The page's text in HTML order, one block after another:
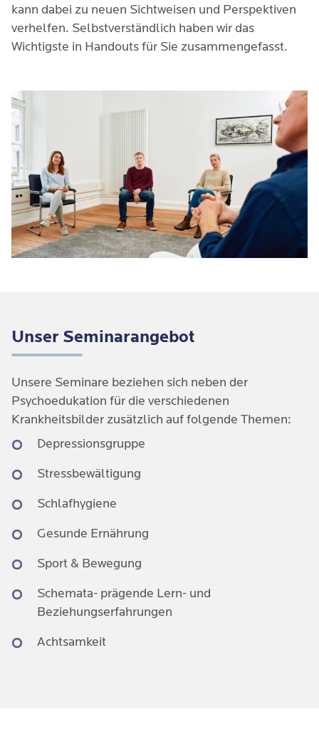
kann dabei zu neuen Sichtweisen und Perspektiven
verhelfen. Selbstverständlich haben wir das
Wichtigste in Handouts für Sie zusammengefasst.
Unser Seminarangebot
Unsere Seminare beziehen sich neben der
Psychoedukation für die verschiedenen
Krankheitsbilder zusätzlich auf folgende Themen:
Depressionsgruppe
Stressbewältigung
Schlafhygiene
Gesunde Ernährung
Sport & Bewegung
Schemata- prägende Lern- und
Beziehungserfahrungen
Achtsamkeit